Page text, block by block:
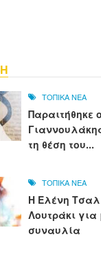
ΤΟΠΙΚΑ ΝΕΑ
Παραιτήθηκε
τη θέση του...
ΤΟΠΙΚΑ ΝΕΑ
Η Ελένη
Λουτράκι για
συναυλία